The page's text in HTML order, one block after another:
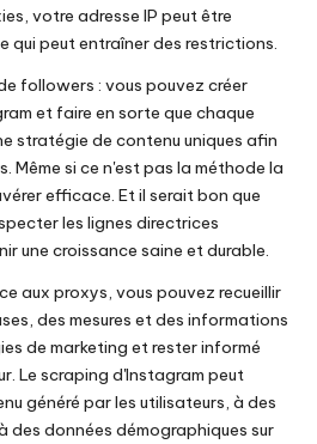
votre adresse IP peut être
qui peut entraîner des restrictions.
followers : vous pouvez créer
et faire en sorte que chaque
stratégie de contenu uniques afin
Même si ce n'est pas la méthode la
efficace. Et il serait bon que
les lignes directrices
une croissance saine et durable.
aux proxys, vous pouvez recueillir
des mesures et des informations
de marketing et rester informé
Le scraping d'Instagram peut
généré par les utilisateurs, à des
des données démographiques sur